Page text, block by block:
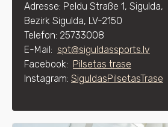
Adresse: Peldu Straße 1, Sigulda,
Bezirk Sigulda, LV-2150
Telefon: 25733008
E-Mail: spt@siguldassports.lv
Facebook: Pilsetas trase
Instagram: SiguldasPilsetasTrase